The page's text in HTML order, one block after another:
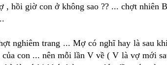
, hồi giờ con ở không sao ?? ... chợt nhiên
nghiêm trang ...Mợ có nghĩ hay là sau
củacon ... nênmỗi lần V về ( V là vợ mới